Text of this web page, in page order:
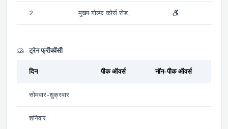
2 मुख्य गोल्फ कोर्स रोड
ट्रेन फ्रीक्वेंसी
दिन पीक ऑवर्स नॉन-पीक ऑवर्स
सोमवार-शुक्रवार
शनिवार